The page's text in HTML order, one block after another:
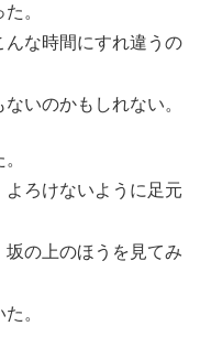
。
な時間にすれ違うの
いのかもしれない。
ろけないように足元
の上のほうを見てみ
。